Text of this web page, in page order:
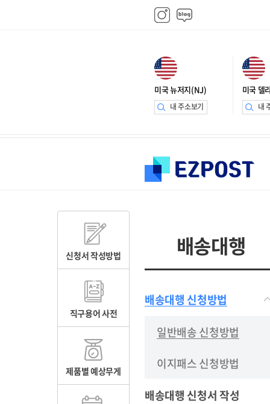
미국 뉴저지(NJ)
내 주소보기
미국 델
내
배송대행
배송대행 신청방법
일반배송 신청방법
이지패스 신청방법
배송대행 신청서 작성
신청서 작성방법
직구용어 사전
제품별 예상무게